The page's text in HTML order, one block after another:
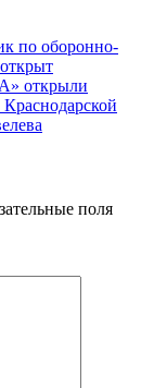
по оборонно-
открыли
поля